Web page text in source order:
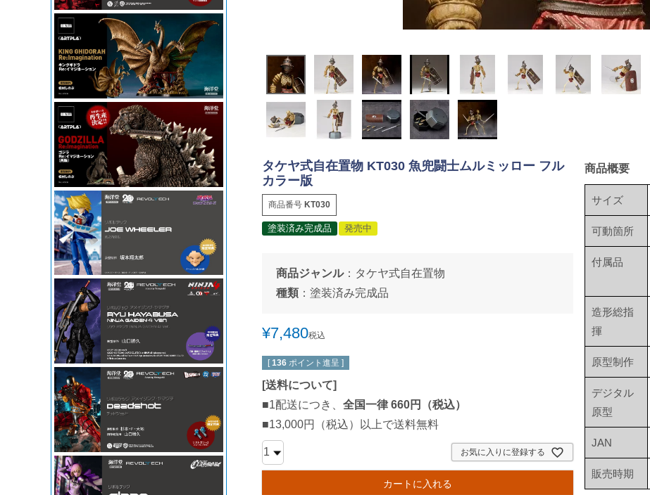
タケヤ式自在置物 KT030 魚兜闘士ムルミッロー フル
カラー版
商品番号 KT030
塗装済み完成品 発売中
商品ジャンル： タケヤ式自在置物
種類 ： 塗装済み完成品
¥7,480税込
[ 136 ポイント進呈 ]
[送料について]
■1配送につき、 全国一律 660円（税込）
■13,000円（税込）以上で送料無料
お気に入りに登録する
カートに入れる
商品概要
サイズ
可動箇所
付属品
造形総指
揮
原型制作
デジタル
原型
JAN
販売時期